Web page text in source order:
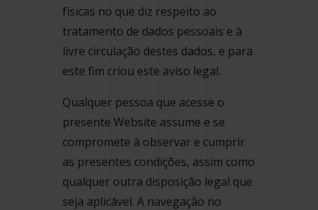
físicas no que diz respeito ao
tratamento de dados pessoais e à
livre circulação destes dados, e para
este fim criou este aviso legal.
Qualquer pessoa que acesse o
presente Website assume e se
compromete à observar e cumprir
as presentes condições, assim como
qualquer outra disposição legal que
seja aplicável. A navegação no